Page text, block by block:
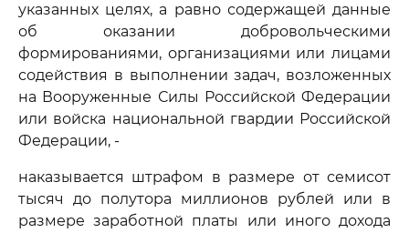
указанных целях, а равно содержащей данные
об оказании добровольческими
формированиями, организациями или лицами
содействия в выполнении задач, возложенных
на Вооруженные Силы Российской Федерации
или войска национальной гвардии Российской
Федерации, -
наказывается штрафом в размере от семисот
тысяч до полутора миллионов рублей или в
размере заработной платы или иного дохода